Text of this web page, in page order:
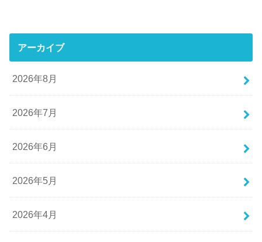
アーカイブ
2026年8月
2026年7月
2026年6月
2026年5月
2026年4月